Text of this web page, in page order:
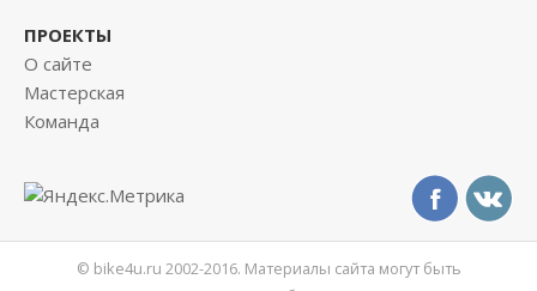
ПРОЕКТЫ
О сайте
Мастерская
Команда
© bike4u.ru 2002-2016. Материалы сайта могут быть